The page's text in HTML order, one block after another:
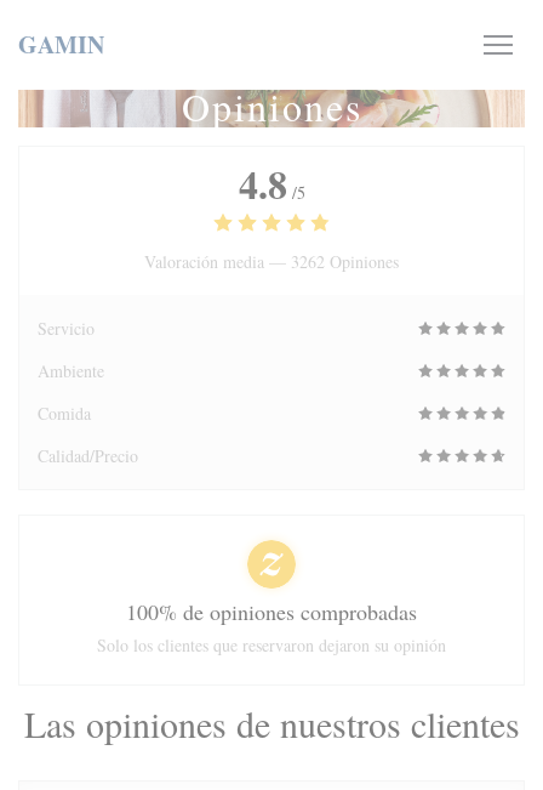
GAMIN
Opiniones
Las opiniones de nuestros clientes
4.8 /5
Valoración media — 3262 Opiniones
Servicio
Ambiente
Comida
Calidad/Precio
100% de opiniones comprobadas
Solo los clientes que reservaron dejaron su opinión